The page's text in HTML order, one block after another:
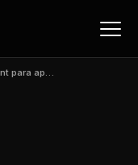
Estrategias de engagement para apps: cómo aumentar el engagement y la fidelización